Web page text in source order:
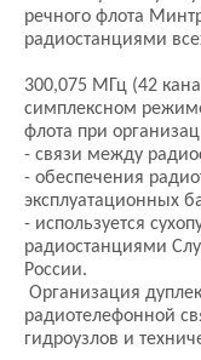
речного флота
радиостанциями
300,075 МГц (42
симплексном
флота при
- связи между
- обеспечения
эксплуатационных
- используется
радиостанциями
России.
Организация
радиотелефонной
гидроузлов и